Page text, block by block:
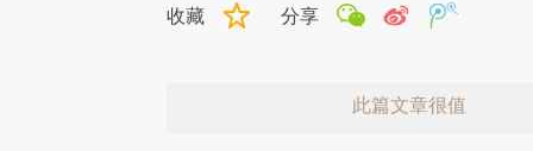
收藏 分享
此篇文章很值